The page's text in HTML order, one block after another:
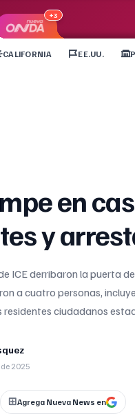
+3
CALIFORNIA EE.UU.
en
y
ICE derribaron la puerta
a cuatro personas,
residentes ciudadanos
2025
Agrega Nueva News en